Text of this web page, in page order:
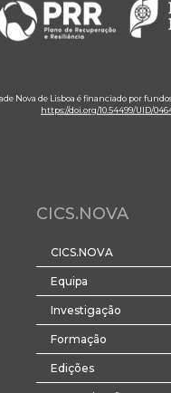
Nova de Lisboa é financiado por
https://doi.org/10.54499/UID/
CICS.NOVA
CICS.NOVA
Equipa
Investigação
Formação
Edições